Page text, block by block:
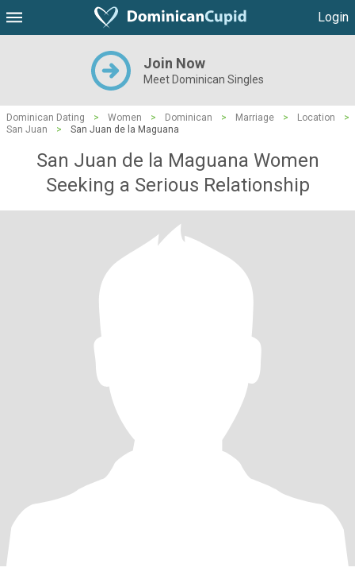
Login
Join Now
Meet Dominican Singles
Dominican Dating > Women > Dominican > Marriage > Location
>
San Juan
> San Juan de la Maguana
San Juan de la Maguana Women
Seeking a Serious Relationship